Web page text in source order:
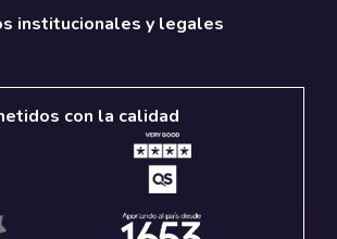
institucionales y legales
con la calidad